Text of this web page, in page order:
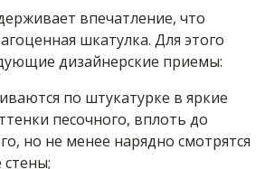
впечатление, что
шкатулка. Для этого
дизайнерские приемы:
по штукатурке в яркие
песочного, вплоть до
но не менее нарядно смотрятся